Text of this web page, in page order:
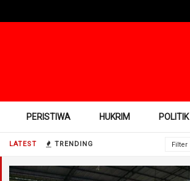
LATEST TRENDING Filter
PERISTIWA HUKRIM POLITIK